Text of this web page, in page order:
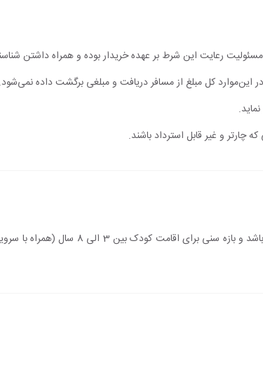
رعایت این شرط بر عهده خریدار بوده و همراه داشتن
در این‌موارد کل مبلغ از مسافر دریافت و مبلغی برگشت داده نمی‌شود.
چارتر و غیر قابل استرداد باشند.
اقامت کودک زیر 3 سال (درصورت عدم استفاده